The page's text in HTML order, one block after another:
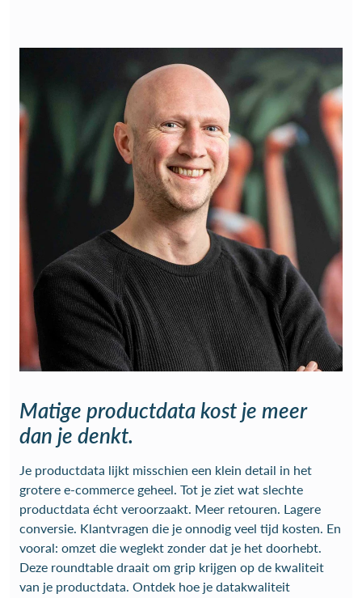
Matige productdata kost je meer
dan je denkt.
Je productdata lijkt misschien een klein detail in het
grotere e-commerce geheel. Tot je ziet wat slechte
productdata écht veroorzaakt. Meer retouren. Lagere
conversie. Klantvragen die je onnodig veel tijd kosten. En
vooral: omzet die weglekt zonder dat je het doorhebt.
Deze roundtable draait om grip krijgen op de kwaliteit
van je productdata. Ontdek hoe je datakwaliteit